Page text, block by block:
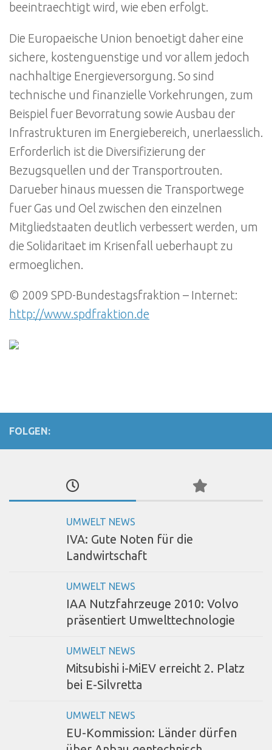
beeintraechtigt wird, wie eben erfolgt.
Die Europaeische Union benoetigt daher eine
sichere, kostenguenstige und vor allem jedoch
nachhaltige Energieversorgung. So sind
technische und finanzielle Vorkehrungen, zum
Beispiel fuer Bevorratung sowie Ausbau der
Infrastrukturen im Energiebereich, unerlaesslich.
Erforderlich ist die Diversifizierung der
Bezugsquellen und der Transportrouten.
Darueber hinaus muessen die Transportwege
fuer Gas und Oel zwischen den einzelnen
Mitgliedstaaten deutlich verbessert werden, um
die Solidaritaet im Krisenfall ueberhaupt zu
ermoeglichen.
© 2009 SPD-Bundestagsfraktion – Internet:
http://www.spdfraktion.de
FOLGEN:
UMWELT NEWS
IVA: Gute Noten für die
Landwirtschaft
UMWELT NEWS
IAA Nutzfahrzeuge 2010: Volvo
präsentiert Umwelttechnologie
UMWELT NEWS
Mitsubishi i-MiEV erreicht 2. Platz
bei E-Silvretta
UMWELT NEWS
EU-Kommission: Länder dürfen